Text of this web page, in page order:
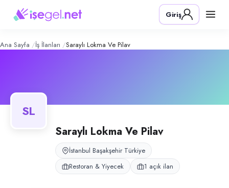
Lokma ve Pilav – Şirket
Konum:
Saraylı Lokma ve Pilav, İstanbul Başakşehir merkezli mobil lokma
Giriş
Ana Sayfa İş İlanları Saraylı Lokma Ve Pilav
SL
Saraylı Lokma Ve Pilav
İstanbul Başakşehir Türkiye
Restoran & Yiyecek
1 açık ilan